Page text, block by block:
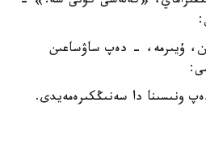
ۇيىرمە، - دەپ ساۋساعىن
ونىسىنا دا سەنىڭكىرەمەيدى.